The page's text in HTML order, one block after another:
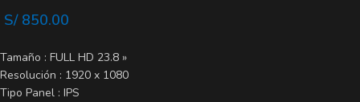
S/850.00
Tamaño : FULL HD 23.8 »
Resolución : 1920 x 1080
Tipo Panel : IPS